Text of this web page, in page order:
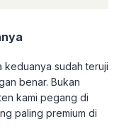
keduanya sudah teruji
benar. Bukan
kami pegang di
paling premium di